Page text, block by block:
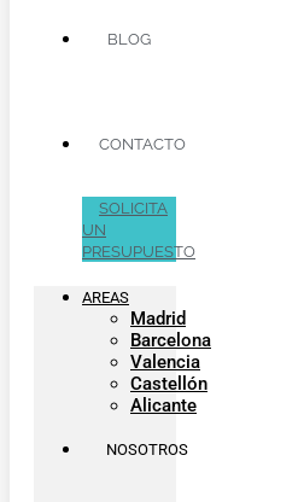
BLOG
CONTACTO
SOLICITA
UN
PRESUPUESTO
AREAS
Madrid
Barcelona
Valencia
Castellón
Alicante
NOSOTROS